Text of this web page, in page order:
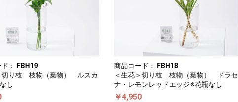
：
FBH19
切り枝 枝物（葉物） ルスカ
し
商品コード：
FBH18
＜生花＞切り枝 枝物（葉物） ドラセ
ナ・レモンレッドエッジ※花瓶なし
￥4,950